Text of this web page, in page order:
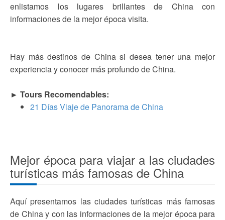
enlistamos los lugares brillantes de China con
informaciones de la mejor época visita.
Hay más destinos de China si desea tener una mejor
experiencia y conocer más profundo de China.
► Tours Recomendables:
21 Días Viaje de Panorama de China
Mejor época para viajar a las ciudades
turísticas más famosas de China
Aquí presentamos las ciudades turísticas más famosas
de China y con las informaciones de la mejor época para